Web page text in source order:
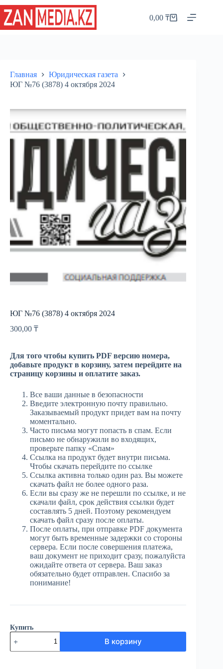
Перейти
сути
Корзина
0,00₸
Главная
Юридическая газета
ЮГ №76 (3878) 4 октября 2024
ЮГ №76 (3878) 4 октября 2024
300,00 ₸
Для того чтобы купить PDF версию номера,
добавьте продукт в корзину, затем перейдите на
страницу корзины и оплатите заказ.
Все ваши данные в безопасности
Введите электронную почту правильно.
Заказываемый продукт придет вам на почту
моментально.
Часто письма могут попасть в спам. Если
письмо не обнаружили во входящих,
проверьте папку «Спам»
Ссылка на продукт будет внутри письма.
Чтобы скачать перейдите по ссылке
Ссылка активна только один раз. Вы можете
скачать файл не более одного раза.
Если вы сразу же не перешли по ссылке, и не
скачали файл, срок действия ссылки будет
составлять 5 дней. Поэтому рекомендуем
скачать файл сразу после оплаты.
После оплаты, при отправке PDF документа
могут быть временные задержки со стороны
сервера. Если после совершения платежа,
ваш документ не приходит сразу, пожалуйста
ожидайте ответа от сервера. Ваш заказ
обязательно будет отправлен. Спасибо за
понимание!
Купить
Количество
товара
ЮГ
В корзину